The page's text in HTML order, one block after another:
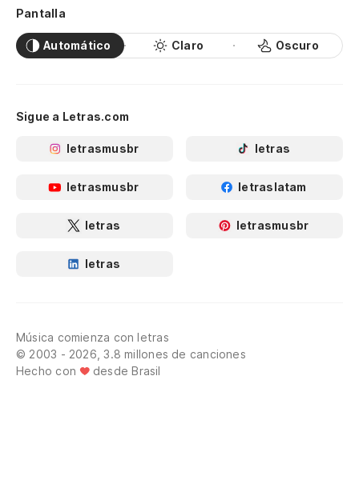
Pantalla
Automático Claro Oscuro
Sigue a Letras.com
letrasmusbr letras
letrasmusbr letraslatam
letras letrasmusbr
letras
Música comienza con letras
© 2003 - 2026, 3.8 millones de canciones
Hecho con
desde Brasil